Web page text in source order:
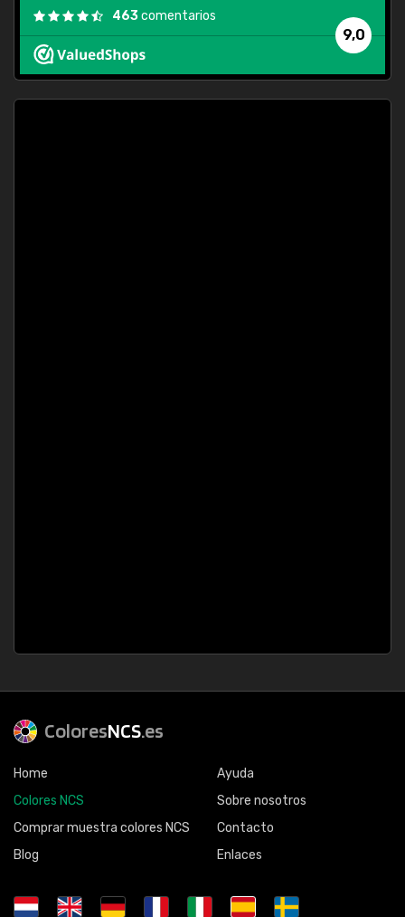
9,0
463comentarios
ColoresNCS.es
Home
Colores NCS
Comprar muestra colores NCS
Blog
Ayuda
Sobre nosotros
Contacto
Enlaces